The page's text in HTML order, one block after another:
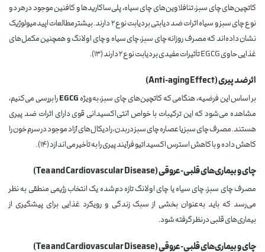
کاتچین‌های چای سبز، تئافلاوین‌های چای سیاه، پلی‌ساکاریدها و کافئین موجود در هر دو
نوع چای سبز و سیاه اثرات ضد دیابتی بر دیابت نوع ۲ دارند. بیشتر مطالعات اپیدمیولوژیک
نشان داده‌اند که مصرف روزانه چای سبز، چای سیاه و چای اولانگ و همچنین مکمل‌های
غذایی حاوی EGCG تأثیرات مفیدی بر دیابت نوع ۲ دارند (۱۳).
اثر ضد پیری (Anti-aging Effect)
بر اساس این فرضیه، هنگامی که کاتچین‌های چای سبز، به‌ویژهEGCGرا بررسی می‌کنیم،
مشاهده می‌شود که این ترکیبات با خواص آنتی‌اکسیدانی قوی دارای اثرات ضد پیری
هستند. مصرف چای سبز یا عصاره چای سبز در بدن، رادیکال‌های آزاد موجود در سرم خون را
کاهش داده و با کاهش استرس اکسیداتیو فرآیند پیری را به تأخیر می‌اندازد (۱۴).
چای و بیماری‌های قلبی-عروقی (Tea and Cardiovascular Disease)
مصرف چای سبز، چای سیاه یا چای اولانگ تازه دم‌شده یک انتخاب رژیمی منطقی به نظر
می‌رسد که باید به‌عنوان بخشی از سبک زندگی و رویکرد غذایی برای پیشگیری از
بیماری‌های قلبی در نظر گرفته شود.
چای و بیماری‌های قلبی-عروقی (Tea and Cardiovascular Disease)